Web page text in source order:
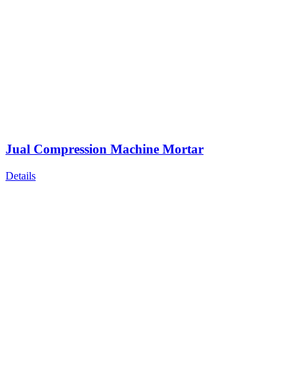
Jual Compression Machine Mortar
Details